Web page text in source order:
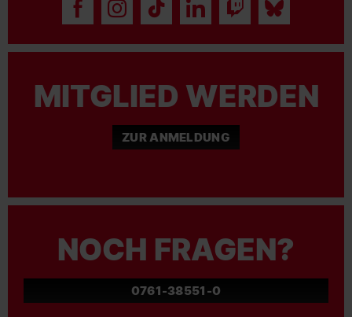
MITGLIED WERDEN
ZUR ANMELDUNG
NOCH FRAGEN?
0761-38551-0